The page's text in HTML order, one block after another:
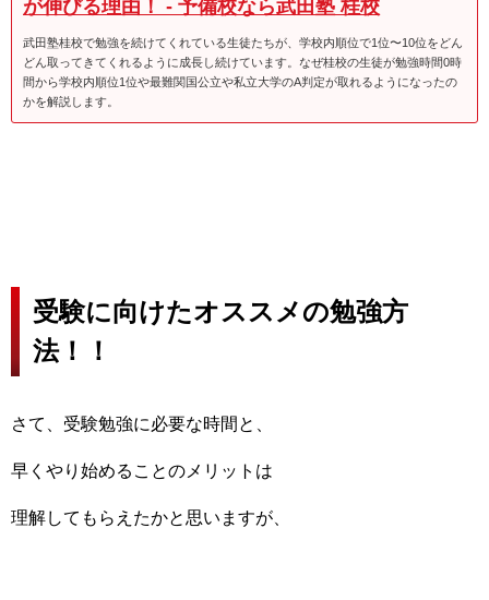
が伸びる理由！ - 予備校なら武田塾 桂校
武田塾桂校で勉強を続けてくれている生徒たちが、学校内順位で1位〜10位をどん
どん取ってきてくれるように成長し続けています。なぜ桂校の生徒が勉強時間0時
間から学校内順位1位や最難関国公立や私立大学のA判定が取れるようになったの
かを解説します。
受験に向けたオススメの勉強方
法！！
さて、受験勉強に必要な時間と、
早くやり始めることのメリットは
理解してもらえたかと思いますが、